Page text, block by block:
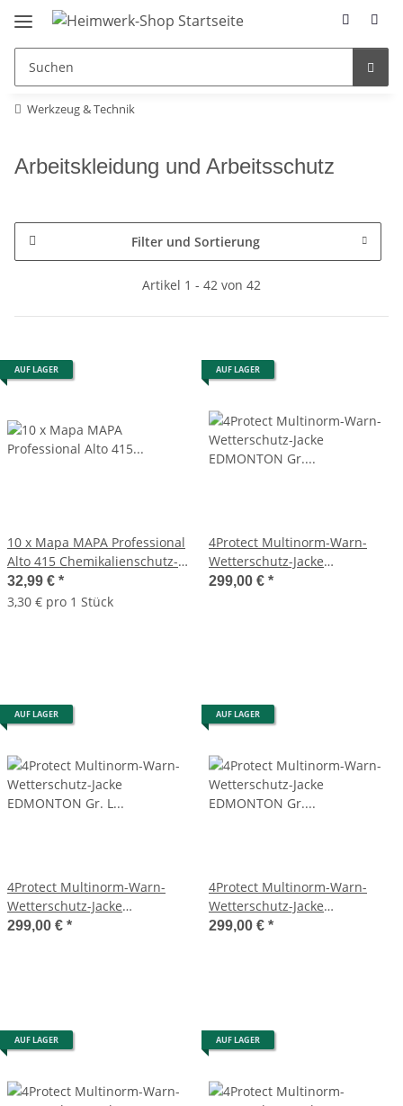
Werkzeug & Technik
Arbeitskleidung und Arbeitsschutz
Filter und Sortierung
Artikel 1 - 42 von 42
AUF LAGER
10 x Mapa MAPA Professional
Alto 415 Chemikalienschutz-
Handschuhe Gr. 7
32,99 € *
3,30 € pro 1 Stück
AUF LAGER
4Protect Multinorm-Warn-
Wetterschutz-Jacke
EDMONTON Gr. 2XL/XXL
299,00 € *
AUF LAGER
4Protect Multinorm-Warn-
Wetterschutz-Jacke
EDMONTON Gr. L
299,00 € *
AUF LAGER
4Protect Multinorm-Warn-
Wetterschutz-Jacke
EDMONTON Gr. M,
299,00 € *
AUF LAGER AUF LAGER